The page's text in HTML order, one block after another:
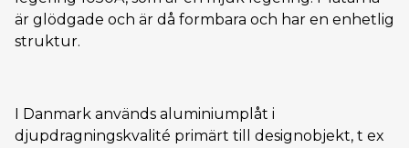
är glödgade och är då formbara och har en enhetlig
struktur.
I Danmark används aluminiumplåt i
djupdragningskvalité primärt till designobjekt, t ex